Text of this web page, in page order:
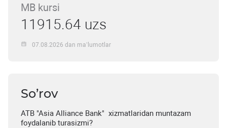
MB kursi
11915.64 uzs
07.08.2026 dan ma’lumotlar
So’rov
ATB "Asia Alliance Bank" xizmatlaridan muntazam
foydalanib turasizmi?